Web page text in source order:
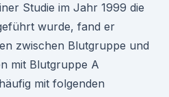
Studie im Jahr 1999 die
wurde, fand er
zwischen Blutgruppe und
mit Blutgruppe A
mit folgenden